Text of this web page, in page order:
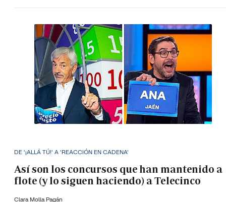
DE '¡ALLÁ TÚ!' A 'REACCIÓN EN CADENA'
Así son los concursos que han mantenido a
flote (y lo siguen haciendo) a Telecinco
Clara Molla Pagán